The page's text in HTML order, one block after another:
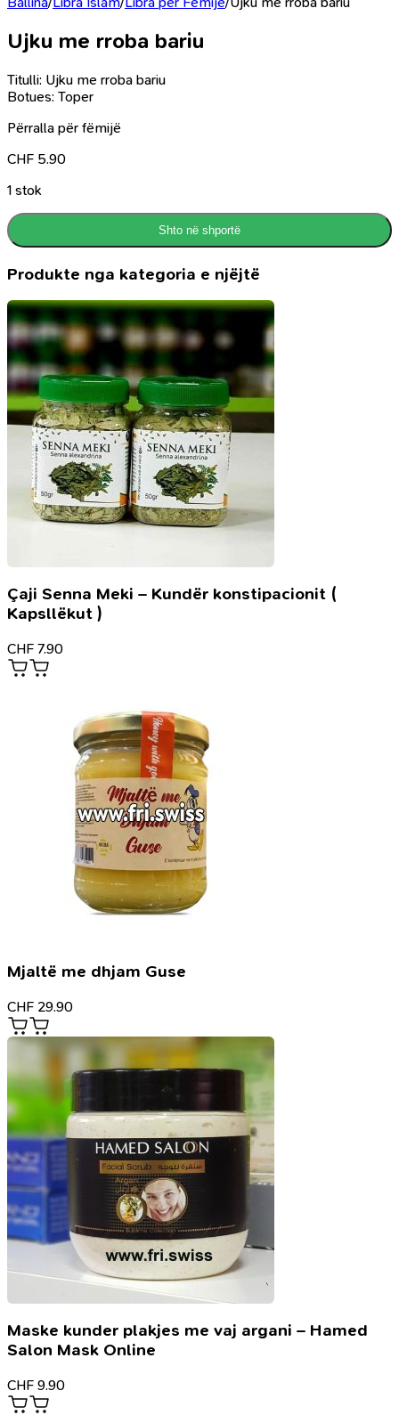
Ujku me rroba bariu
Titulli: Ujku me rroba bariu
Botues: Toper
Përralla për fëmijë
CHF 5.90
1 stok
Shto në shportë
Produkte nga kategoria e njëjtë
Çaji Senna Meki – Kundër konstipacionit (
Kapsllëkut )
CHF 7.90
Mjaltë me dhjam Guse
CHF 29.90
Maske kunder plakjes me vaj argani – Hamed
Salon Mask Online
CHF 9.90